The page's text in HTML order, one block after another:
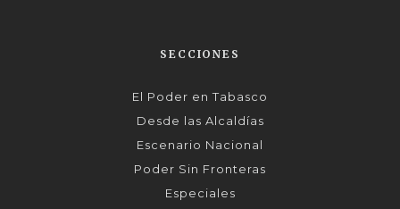
SECCIONES
El Poder en Tabasco
Desde las Alcaldías
Escenario Nacional
Poder Sin Fronteras
Especiales